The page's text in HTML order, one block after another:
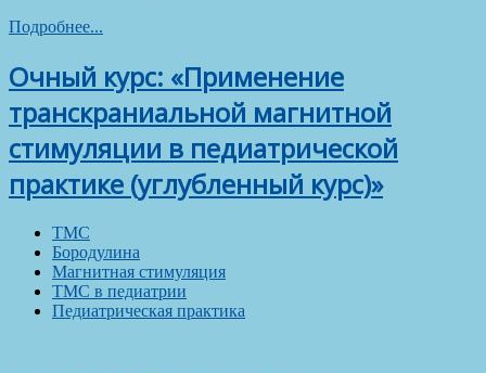
Подробнее...
Очный курс: «Применение
транскраниальной магнитной
стимуляции в педиатрической
практике (углубленный курс)»
ТМС
Бородулина
Магнитная стимуляция
ТМС в педиатрии
Педиатрическая практика